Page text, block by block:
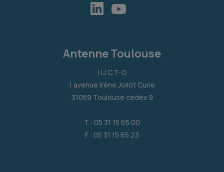
Antenne Toulouse
I.U.C.T-O
1 avenue Irène Joliot Curie
31059 Toulouse cedex 9
T : 05 31 15 65 00
F : 05 31 15 65 23